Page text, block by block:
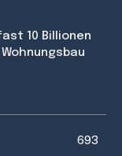
10 Billionen
693